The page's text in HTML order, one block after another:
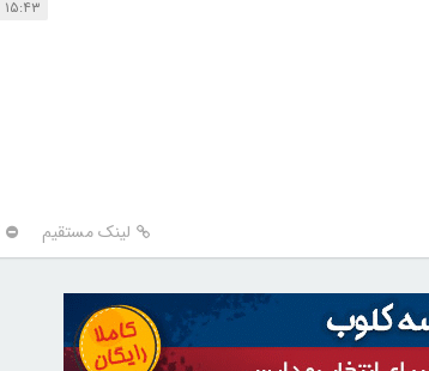
۱۵:۴۳ ۱۳۹۲/۳/۱۳
لینک مستقیم